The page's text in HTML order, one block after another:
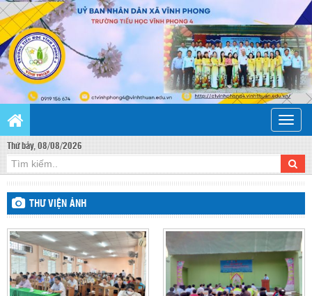
Toggle
Thứ bảy, 08/08/2026
THƯ VIỆN ẢNH